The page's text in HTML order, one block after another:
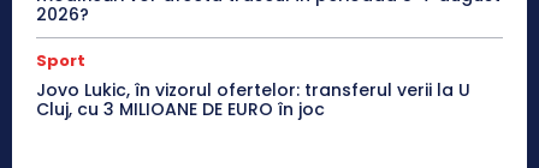
2026?
Sport
Jovo Lukic, în vizorul ofertelor: transferul verii la U
Cluj, cu 3 MILIOANE DE EURO în joc